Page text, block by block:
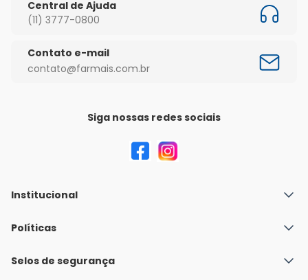
Central de Ajuda
(11) 3777-0800
Contato e-mail
contato@farmais.com.br
Siga nossas redes sociais
Institucional
Quem Somos
Nossas lojas
Políticas
Política de Envio
Selos de segurança